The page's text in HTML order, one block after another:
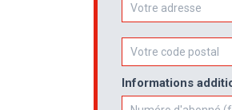
Informations
Numéro d'abonné